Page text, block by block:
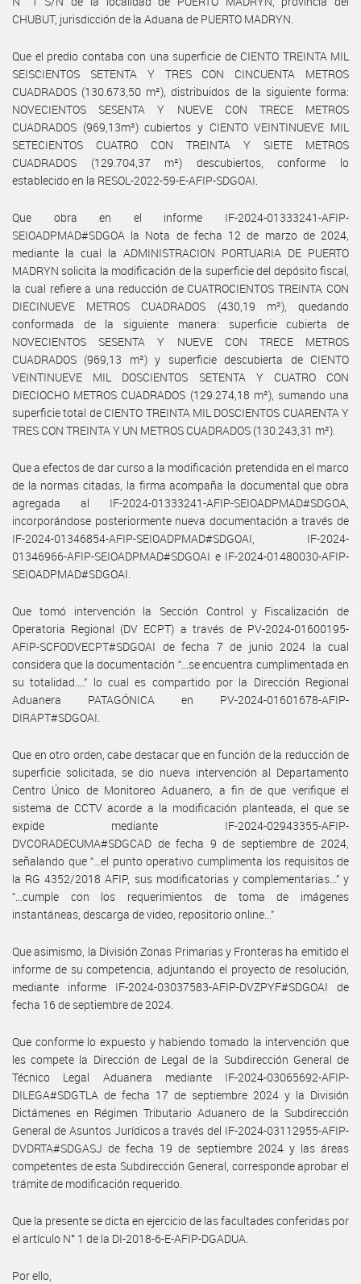
CHUBUT, jurisdicción de la Aduana de PUERTO MADRYN.
Que el predio contaba con una superficie de CIENTO TREINTA MIL
SEISCIENTOS SETENTA Y TRES CON CINCUENTA METROS
CUADRADOS (130.673,50 m²), distribuidos de la siguiente forma:
NOVECIENTOS SESENTA Y NUEVE CON TRECE METROS
CUADRADOS (969,13m²) cubiertos y CIENTO VEINTINUEVE MIL
SETECIENTOS CUATRO CON TREINTA Y SIETE METROS
CUADRADOS (129.704,37 m²) descubiertos, conforme lo
establecido en la RESOL-2022-59-E-AFIP-SDGOAI.
Que obra en el informe IF-2024-01333241-AFIP-
SEIOADPMAD#SDGOA la Nota de fecha 12 de marzo de 2024,
mediante la cual la ADMINISTRACION PORTUARIA DE PUERTO
MADRYN solicita la modificación de la superficie del depósito fiscal,
la cual refiere a una reducción de CUATROCIENTOS TREINTA CON
DIECINUEVE METROS CUADRADOS (430,19 m²), quedando
conformada de la siguiente manera: superficie cubierta de
NOVECIENTOS SESENTA Y NUEVE CON TRECE METROS
CUADRADOS (969,13 m²) y superficie descubierta de CIENTO
VEINTINUEVE MIL DOSCIENTOS SETENTA Y CUATRO CON
DIECIOCHO METROS CUADRADOS (129.274,18 m²), sumando una
superficie total de CIENTO TREINTA MIL DOSCIENTOS CUARENTA Y
TRES CON TREINTA Y UN METROS CUADRADOS (130.243,31 m²).
Que a efectos de dar curso a la modificación pretendida en el marco
de la normas citadas, la firma acompaña la documental que obra
agregada al IF-2024-01333241-AFIP-SEIOADPMAD#SDGOA,
incorporándose posteriormente nueva documentación a través de
IF-2024-01346854-AFIP-SEIOADPMAD#SDGOAI, IF-2024-
01346966-AFIP-SEIOADPMAD#SDGOAI e IF-2024-01480030-AFIP-
SEIOADPMAD#SDGOAI.
Que tomó intervención la Sección Control y Fiscalización de
Operatoria Regional (DV ECPT) a través de PV-2024-01600195-
AFIP-SCFODVECPT#SDGOAI de fecha 7 de junio 2024 la cual
considera que la documentación “...se encuentra cumplimentada en
su totalidad….” lo cual es compartido por la Dirección Regional
Aduanera PATAGÓNICA en PV-2024-01601678-AFIP-
DIRAPT#SDGOAI.
Que en otro orden, cabe destacar que en función de la reducción de
superficie solicitada, se dio nueva intervención al Departamento
Centro Único de Monitoreo Aduanero, a fin de que verifique el
sistema de CCTV acorde a la modificación planteada, el que se
expide mediante IF-2024-02943355-AFIP-
DVCORADECUMA#SDGCAD de fecha 9 de septiembre de 2024,
señalando que “…el punto operativo cumplimenta los requisitos de
la RG 4352/2018 AFIP, sus modificatorias y complementarias…” y
“...cumple con los requerimientos de toma de imágenes
instantáneas, descarga de video, repositorio online...”
Que asimismo, la División Zonas Primarias y Fronteras ha emitido el
informe de su competencia, adjuntando el proyecto de resolución,
mediante informe IF-2024-03037583-AFIP-DVZPYF#SDGOAI de
fecha 16 de septiembre de 2024.
Que conforme lo expuesto y habiendo tomado la intervención que
les compete la Dirección de Legal de la Subdirección General de
Técnico Legal Aduanera mediante IF-2024-03065692-AFIP-
DILEGA#SDGTLA de fecha 17 de septiembre 2024 y la División
Dictámenes en Régimen Tributario Aduanero de la Subdirección
General de Asuntos Jurídicos a través del IF-2024-03112955-AFIP-
DVDRTA#SDGASJ de fecha 19 de septiembre 2024 y las áreas
competentes de esta Subdirección General, corresponde aprobar el
trámite de modificación requerido.
Que la presente se dicta en ejercicio de las facultades conferidas por
el artículo N° 1 de la DI-2018-6-E-AFIP-DGADUA.
Por ello,